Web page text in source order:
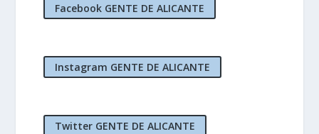
Facebook GENTE DE ALICANTE
Instagram GENTE DE ALICANTE
Twitter GENTE DE ALICANTE